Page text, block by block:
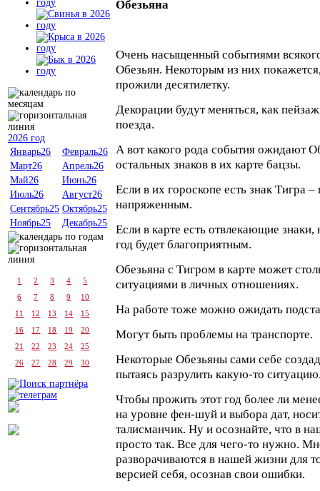
2026 год
Январь26
Февраль26
Март26
Апрель26
Май26
Июнь26
Июль26
Август26
Сентябрь25 Октябрь25
Ноябрь25
Декабрь25
1 2 3 4
5
6
7 8 9
10
11
12 13 14
15
16
17 18 19
20
21
22 23 24
25
26
27 28 29 30
Обезьяна
Очень насыщенный событиями
Обезьян. Некоторым из них
прожили десятилетку.
Декорации будут меняться, как
поезда.
А вот какого рода события ожидают
остальных знаков в их карте бацзы.
Если в их гороскопе есть знак Тигра
напряженным.
Если в карте есть отвлекающие
год будет благоприятным.
Обезьяна с Тигром в карте может
ситуациями в личных отношениях.
На работе тоже можно ожидать
Могут быть проблемы на транспорте.
Некоторые Обезьяны сами себе
пытаясь разрулить какую-то
Чтобы прожить этот год более ли
на уровне фен-шуй и выбора дат,
талисманчик. Ну и осознайте, что в
просто так. Все для чего-то нужно.
разворачиваются в нашей жизни для
версией себя, осознав свои ошибки.